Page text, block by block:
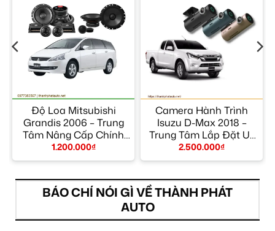
Độ Loa Mitsubishi
Grandis 2006 – Trung
Tâm Nâng Cấp Chính
Hãng TPHCM
1.200.000₫
Camera Hành Trình
Isuzu D-Max 2018 –
Trung Tâm Lắp Đặt Uy
Tín TPHCM
2.500.000₫
BÁO CHÍ NÓI GÌ VỀ THÀNH PHÁT
AUTO